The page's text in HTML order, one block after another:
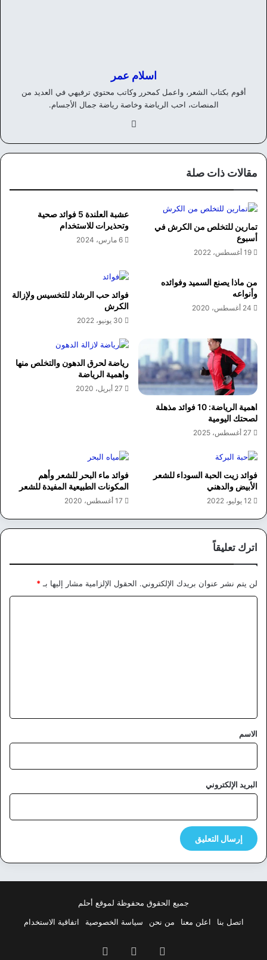
اسلام عمر
أقوم بكتاب الشعر، واعمل كمحرر وكاتب محتوي ترفيهي في العديد من
المنصات، احب الرياضة وخاصة رياضة جمال الأجسام.
وك
مقالات ذات صلة
تمارين للتخلص من الكرش في
أسبوع
19 أغسطس، 2022
عشبة العلندة 5 فوائد صحية
وتحذيرات للاستخدام
6 مارس، 2024
من ماذا يصنع السميد وفوائده
وأنواعه
24 أغسطس، 2020
فوائد حب الرشاد للتخسيس ولإزالة
الكرش
30 يونيو، 2022
اهمية الرياضة: 10 فوائد مذهلة
لصحتك اليومية
27 أغسطس، 2025
رياضة لحرق الدهون والتخلص منها
واهمية الرياضة
27 أبريل، 2020
فوائد زيت الحبة السوداء للشعر
الأبيض والدهني
12 يوليو، 2022
فوائد ماء البحر للشعر وأهم
المكونات الطبيعية المفيدة للشعر
17 أغسطس، 2020
اترك تعليقاً
لن يتم نشر عنوان بريدك الإلكتروني. الحقول الإلزامية مشار إليها بـ*
*
الاسم
البريد الإلكتروني
جميع الحقوق محفوظة لموقع أحلم
اتصل بنا
اعلن معنا من نحن سياسة الخصوصية اتفاقية الاستخدام
فيسبوك